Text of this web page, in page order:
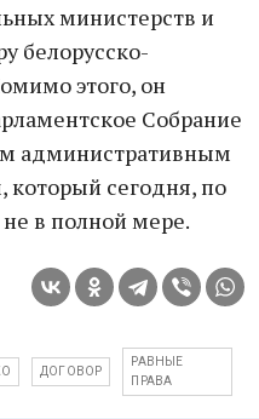
министерств и
белорусско-
этого, он
Собрание
административным
сегодня, по
в полной мере.
ДОГОВОР
РАВНЫЕ
ПРАВА